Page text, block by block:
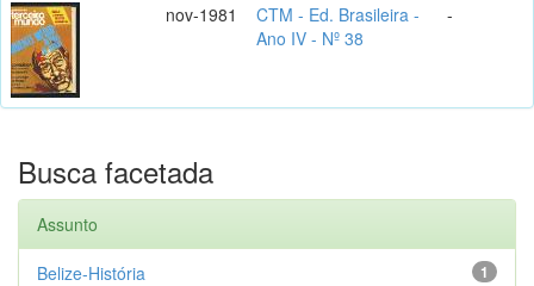
nov-1981
CTM - Ed. Brasileira -
Ano IV - Nº 38
-
Busca facetada
Assunto
1
Belize-História